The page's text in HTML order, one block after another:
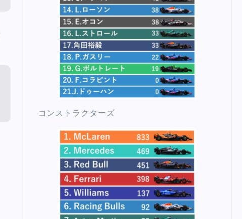
コンストラクターズ